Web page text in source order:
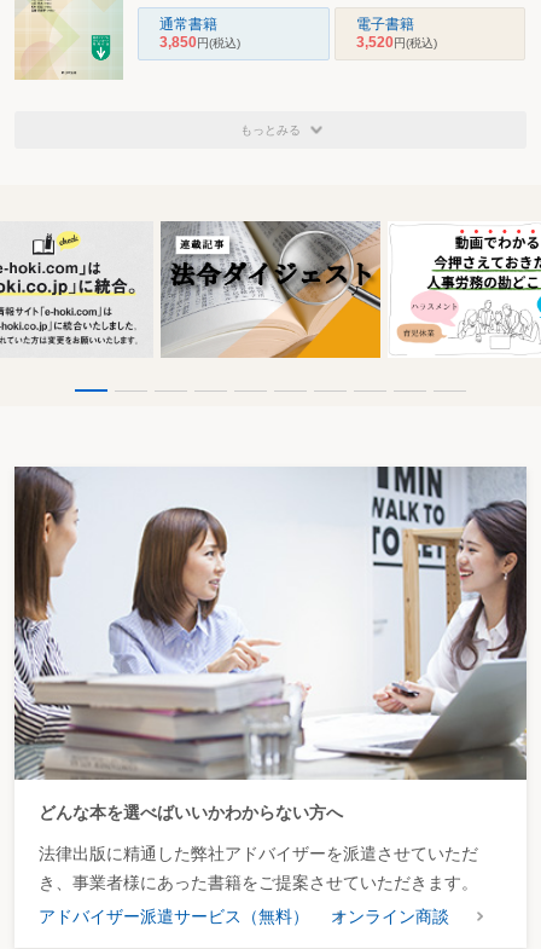
通常書籍
3,850円(税込)
電子書籍
3,520円(税込)
もっとみる
どんな本を選べばいいかわからない方へ
法律出版に精通した弊社アドバイザーを派遣させていただ
き、事業者様にあった書籍をご提案させていただきます。
アドバイザー派遣サービス（無料）
オンライン商談